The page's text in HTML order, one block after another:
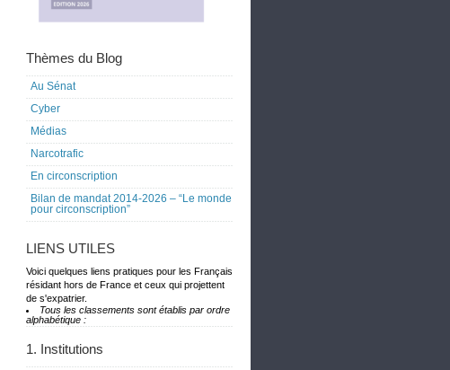
Thèmes du Blog
Au Sénat
Cyber
Médias
Narcotrafic
En circonscription
Bilan de mandat 2014-2026 – “Le monde
pour circonscription”
LIENS UTILES
Voici quelques liens pratiques pour les Français
résidant hors de France et ceux qui projettent
de s'expatrier.
Tous les classements sont établis par ordre
alphabétique :
1. Institutions